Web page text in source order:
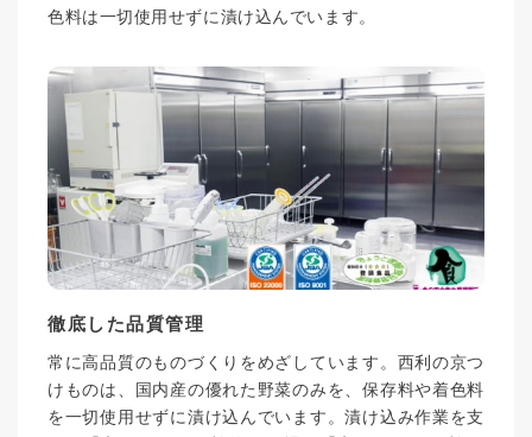
色料は一切使用せずに漬け込んでいます。
徹底した品質管理
常に高品質のものづくりをめざしています。西利の京つ
けものは、国内産の優れた野菜のみを、保存料や着色料
を一切使用せずに漬け込んでいます。漬け込み作業を支